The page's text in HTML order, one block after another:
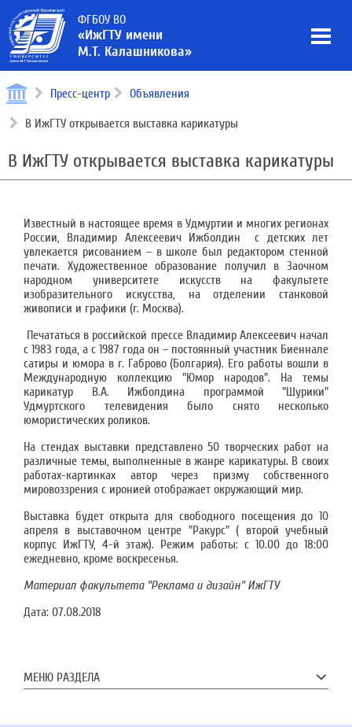
ФГБОУ ВО
«ИжГТУ имени
М.Т. Калашникова»
Пресс-центр Объявления
В ИжГТУ открывается выставка карикатуры
В ИжГТУ открывается выставка карикатуры
Известный в настоящее время в Удмуртии и многих регионах
России, Владимир Алексеевич Ижболдин с детских лет
увлекается рисованием – в школе был редактором стенной
печати. Художественное образование получил в Заочном
народном университете искусств на факультете
изобразительного искусства, на отделении станковой
живописи и графики (г. Москва).
Печататься в российской прессе Владимир Алексеевич начал
с 1983 года, а с 1987 года он – постоянный участник Биеннале
сатиры и юмора в г. Габрово (Болгария). Его работы вошли в
Международную коллекцию "Юмор народов". На темы
карикатур В.А. Ижболдина программой "Шурики"
Удмуртского телевидения было снято несколько
юмористических роликов.
На стендах выставки представлено 50 творческих работ на
различные темы, выполненные в жанре карикатуры. В своих
работах-картинках автор через призму собственного
мировоззрения с иронией отображает окружающий мир.
Выставка будет открыта для свободного посещения до 10
апреля в выставочном центре "Ракурс" ( второй учебный
корпус ИжГТУ, 4-й этаж). Режим работы: с 10.00 до 18:00
ежедневно, кроме воскресенья.
Материал факультета "Реклама и дизайн" ИжГТУ
Дата: 07.08.2018
МЕНЮ РАЗДЕЛА